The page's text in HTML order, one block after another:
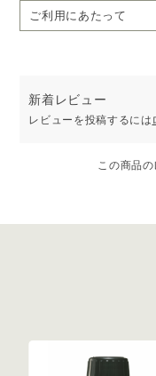
外装サイズ：幅約
3. ボトルの蓋を閉め、良
「aroma branch」用の
イルとしてご使用いただ
ご利用にあたって
新着レビュー
レビューを投稿するには
この商品の